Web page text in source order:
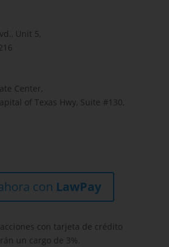
Unit 5,
Center,
of Texas Hwy, Suite #130,
con LawPay
con tarjeta de crédito
un cargo de 3%.